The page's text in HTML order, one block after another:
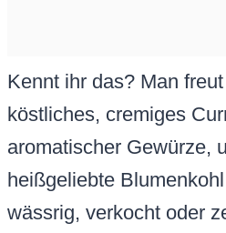
Kennt ihr das? Man
köstliches, cremiges
aromatischer Gewürze,
heißgeliebte
wässrig, verkocht oder